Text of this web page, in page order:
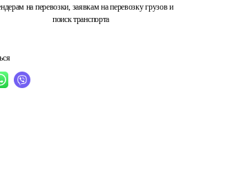
на перевозки, заявкам на перевозку грузов и
поиск транспорта